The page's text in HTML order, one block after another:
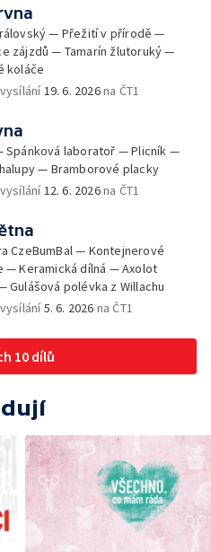
— Přežití v přírodě —
zájzdů — Tamarín žlutoruký —
koláče
19. 6. 2026na ČT1
Spánková laboratoř — Plicník —
— Bramborové placky
12. 6. 2026na ČT1
CzeBumBal — Kontejnerové
— Keramická dílná — Axolot
Gulášová polévka z Willachu
5. 6. 2026 na ČT1
10 dílů